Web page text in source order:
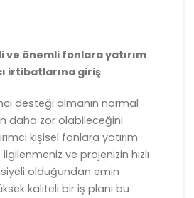
ve önemli fonlara yatırım
irtibatlarına giriş
desteği almanın normal
daha zor olabileceğini
kişisel fonlara yatırım
ve projenizin hızlı
olduğundan emin
kaliteli bir iş planı bu